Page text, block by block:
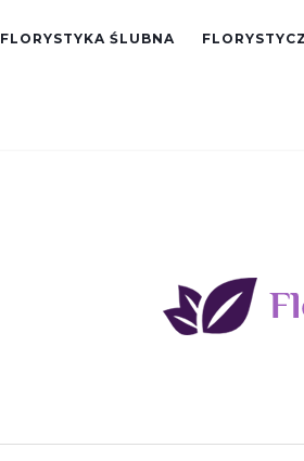
FLORYSTYKA ŚLUBNA